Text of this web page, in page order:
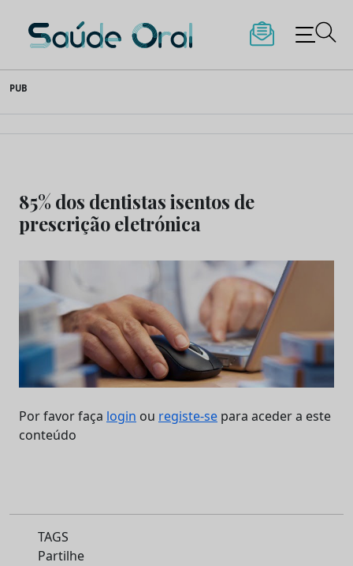
to
content
Saúde Oral
PUB
85% dos dentistas isentos de
prescrição eletrónica
Por favor faça login ou registe-se para aceder a este
conteúdo
TAGS
Partilhe